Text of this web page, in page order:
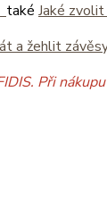
také Jaké zvolit
a žehlit
Při